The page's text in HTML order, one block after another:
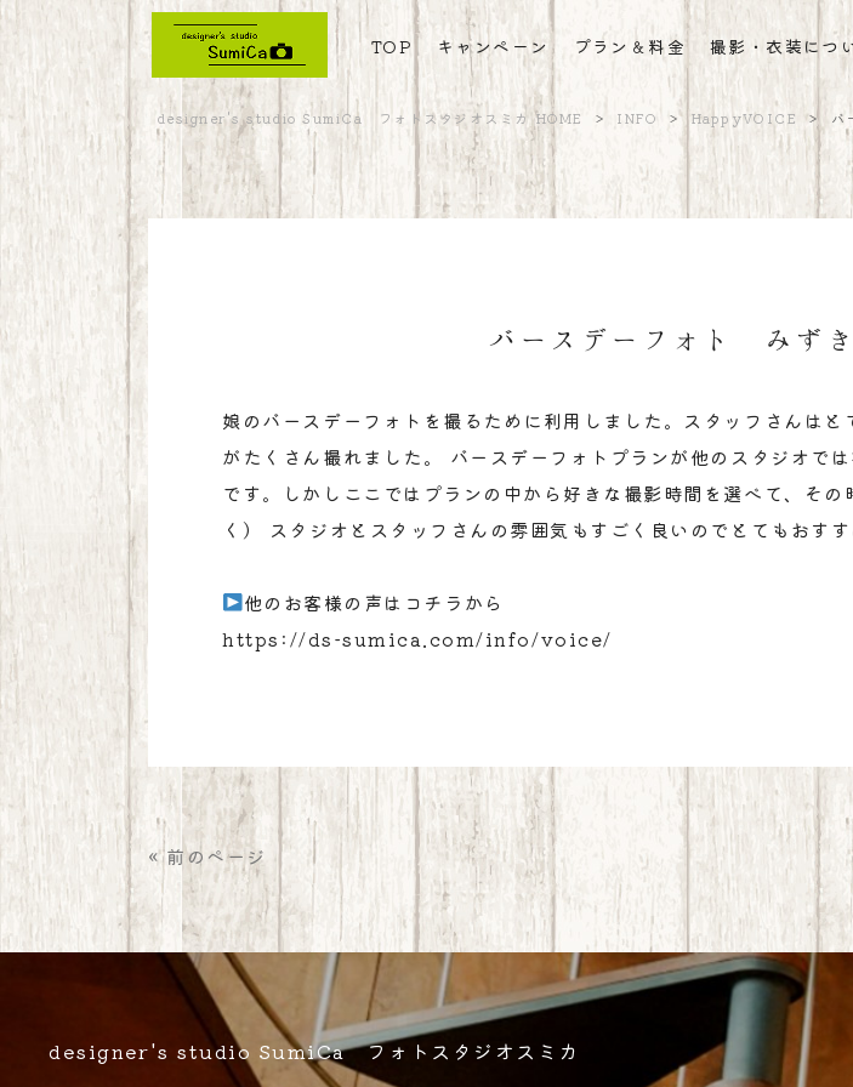
TOP キャンペーン プラン＆料金 撮影・衣装につ
designer's studio SumiCa フォトスタジオスミカ HOME > INFO > HappyVOICE > バ
バースデーフォト みずき
娘のバースデーフォトを撮るために利用しました。スタッフさんは
がたくさん撮れました。 バースデーフォトプランが他のスタジオで
です。しかしここではプランの中から好きな撮影時間を選べて、そ
く） スタジオとスタッフさんの雰囲気もすごく良いのでとてもおすす
他のお客様の声はコチラから
https://ds-sumica.com/info/voice/
« 前のページ
designer's studio SumiCa フォトスタジオスミカ